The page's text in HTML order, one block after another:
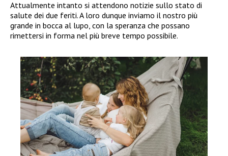
Attualmente intanto si attendono notizie sullo stato di
salute dei due feriti. A loro dunque inviamo il nostro più
grande in bocca al lupo, con la speranza che possano
rimettersi in forma nel più breve tempo possibile.